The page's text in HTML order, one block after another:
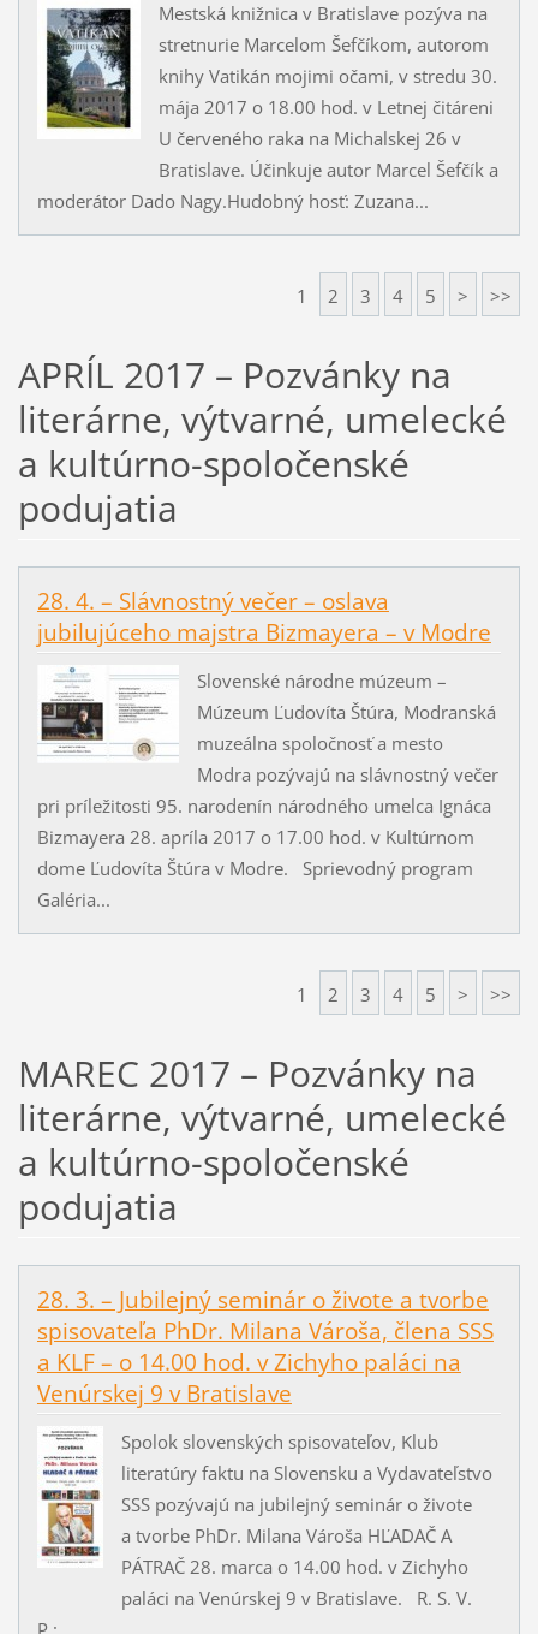
Mestská knižnica v Bratislave pozýva na
stretnurie Marcelom Šefčíkom, autorom
knihy Vatikán mojimi očami, v stredu 30.
mája 2017 o 18.00 hod. v Letnej čitáreni
U červeného raka na Michalskej 26 v
Bratislave. Účinkuje autor Marcel Šefčík a
moderátor Dado Nagy.Hudobný hosť: Zuzana...
1 2 3 4 5 > >>
APRÍL 2017 – Pozvánky na
literárne, výtvarné, umelecké
a kultúrno-spoločenské
podujatia
28. 4. – Slávnostný večer – oslava
jubilujúceho majstra Bizmayera – v Modre
Slovenské národne múzeum –
Múzeum Ľudovíta Štúra, Modranská
muzeálna spoločnosť a mesto
Modra pozývajú na slávnostný večer
pri príležitosti 95. narodenín národného umelca Ignáca
Bizmayera 28. apríla 2017 o 17.00 hod. v Kultúrnom
dome Ľudovíta Štúra v Modre. Sprievodný program
Galéria...
1 2 3 4 5 > >>
MAREC 2017 – Pozvánky na
literárne, výtvarné, umelecké
a kultúrno-spoločenské
podujatia
28. 3. – Jubilejný seminár o živote a tvorbe
spisovateľa PhDr. Milana Vároša, člena SSS
a KLF – o 14.00 hod. v Zichyho paláci na
Venúrskej 9 v Bratislave
Spolok slovenských spisovateľov, Klub
literatúry faktu na Slovensku a Vydavateľstvo
SSS pozývajú na jubilejný seminár o živote
a tvorbe PhDr. Milana Vároša HĽADAČ A
PÁTRAČ 28. marca o 14.00 hod. v Zichyho
paláci na Venúrskej 9 v Bratislave. R. S. V.